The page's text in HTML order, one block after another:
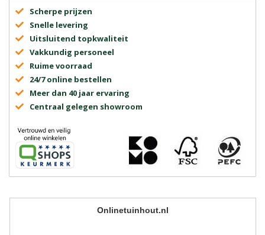
Scherpe prijzen
Snelle levering
Uitsluitend topkwaliteit
Vakkundig personeel
Ruime voorraad
24/7 online bestellen
Meer dan 40 jaar ervaring
Centraal gelegen showroom
Onlinetuinhout.nl